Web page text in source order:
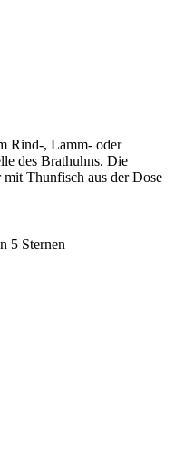
Rind-, Lamm- oder
des Brathuhns. Die
mit Thunfisch aus der Dose
5 Sternen